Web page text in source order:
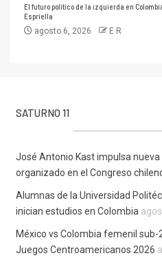
El futuro político de la izquierda en
Espriella
agosto 6, 2026 E R
SATURNO 11
José Antonio Kast impulsa
organizado en el Congreso
Alumnas de la Universidad
inician estudios en Colombia
México vs Colombia femenil sub-
Juegos Centroamericanos 2026